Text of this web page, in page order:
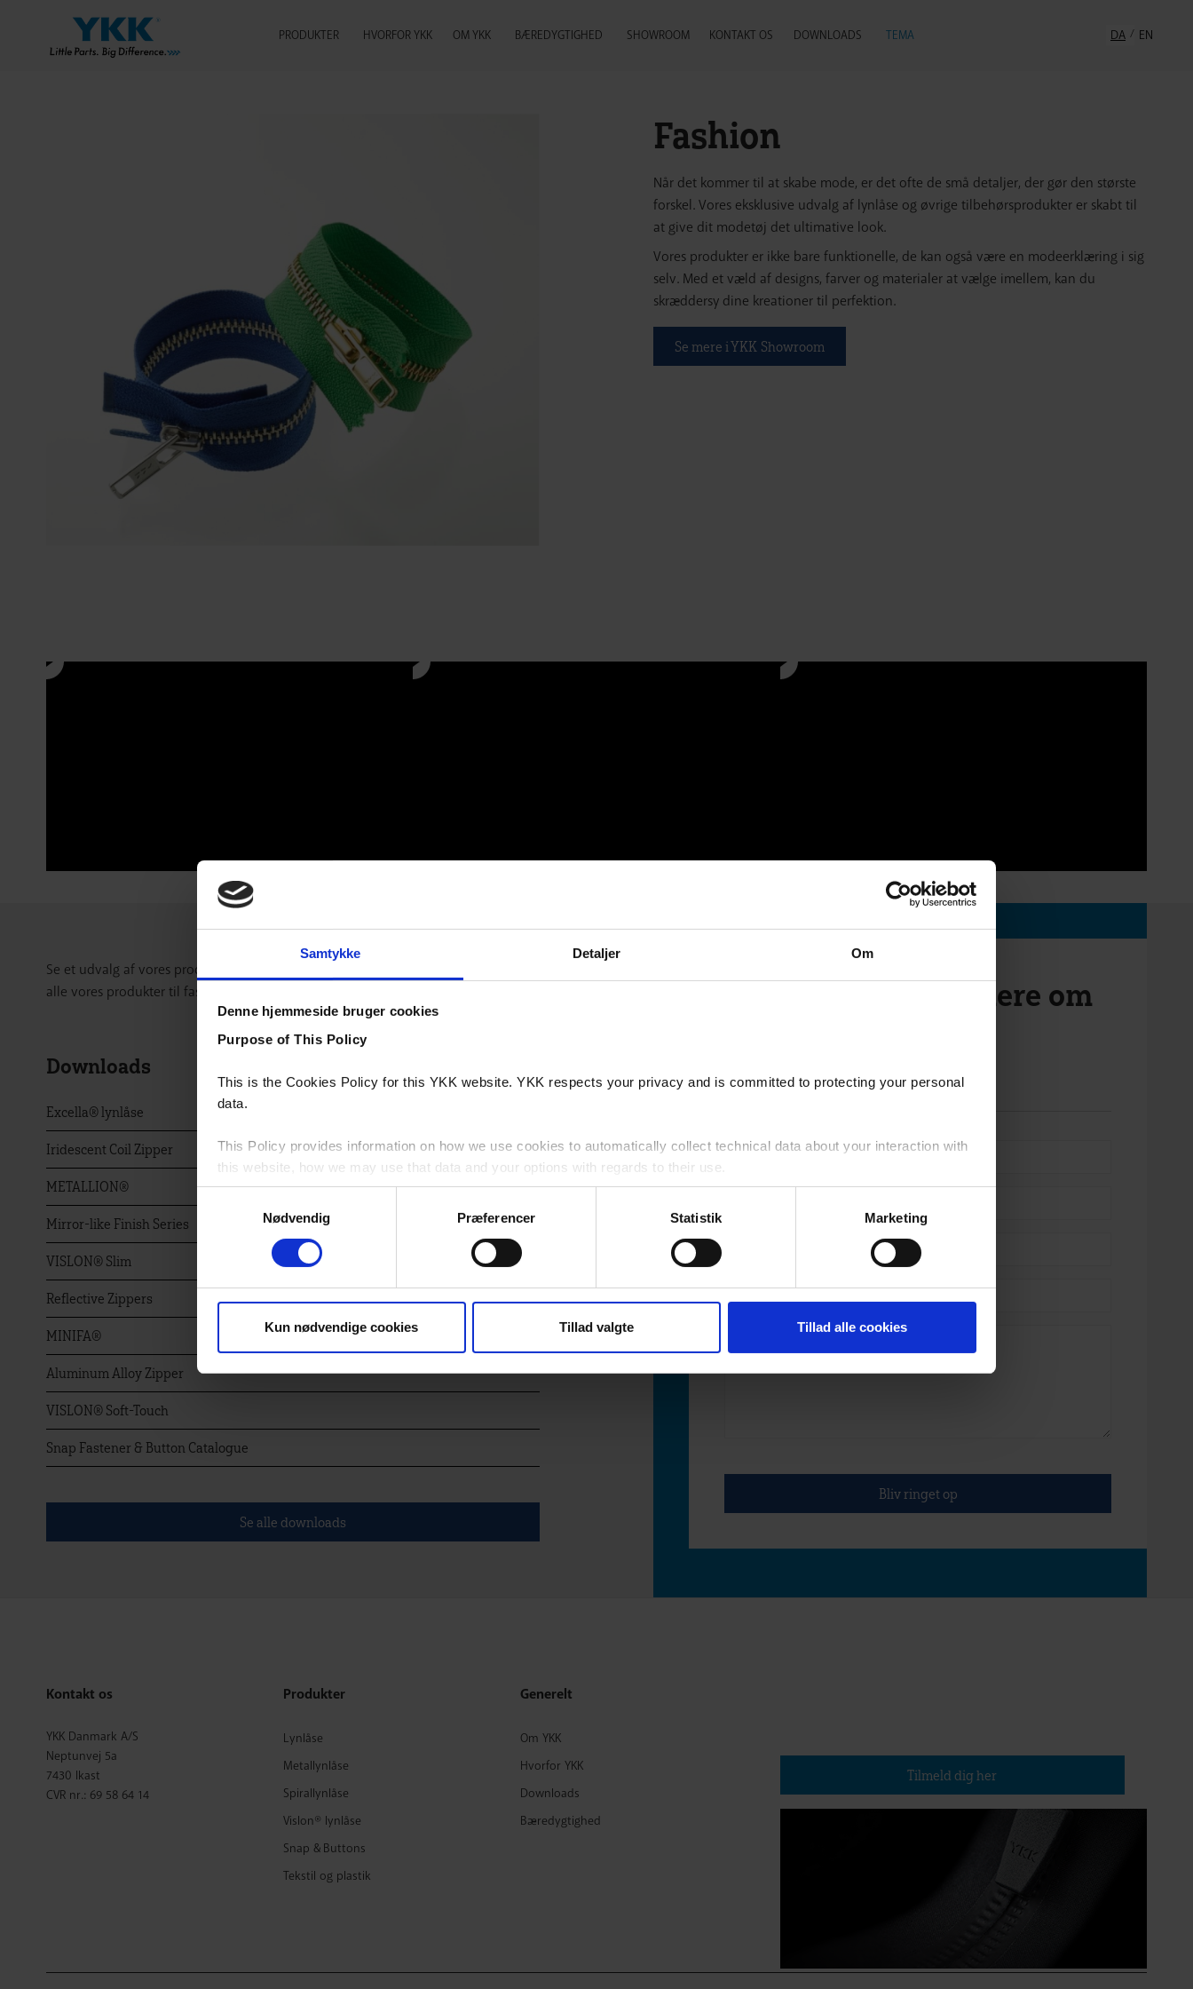
Samtykke Detaljer Om
Denne hjemmeside bruger cookies
Purpose of This Policy
This is the Cookies Policy for this YKK website. YKK respects your privacy and is committed to protecting your personal
data.
This Policy provides information on how we use cookies to automatically collect technical data about your interaction with
this website, how we may use that data and your options with regards to their use.
Please see our Privacy Policy
for detailed information as to how we lawfully use and protect your personal data generally.
YKK Danmark A/S, Neptunvej 5a, 7430 Ikast, Danmark (“YKK”, "we", "us" or "our") is controller of the cookies used on
Nødvendig
Præferencer Statistik Marketing
Kun nødvendige cookies Tillad valgte Tillad alle cookies
PRODUKTER HVORFOR YKK OM YKK BÆREDYGTIGHED SHOWROOM KONTAKT OS DOWNLOADS TEMA DA EN
Fashion
Når det kommer til at skabe mode, er det ofte de små detaljer, der gør den største
forskel. Vores eksklusive udvalg af lynlåse og øvrige tilbehørsprodukter er skabt til
at give dit modetøj det ultimative look.
Vores produkter er ikke bare funktionelle, de kan også være en modeerklæring i sig
selv. Med et væld af designs, farver og materialer at vælge imellem, kan du
skræddersy dine kreationer til perfektion.
Se mere i YKK Showroom
Se et udvalg af vores produkter til fashion i nedenstående brochurer. Du kan se
alle vores produkter til fashion, hvis du klikker på knappen under brochurerne.
Downloads
Excella® lynlåse
Iridescent Coil Zipper
METALLION®
Mirror-like Finish Series
VISLON® Slim
Reflective Zippers
MINIFA®
Aluminum Alloy Zipper
VISLON® Soft-Touch
Snap Fastener & Button Catalogue
Se alle downloads
Vil du gerne vide mere om
Fashion?
Kontakt os
YKK Danmark A/S
Neptunvej 5a
7430 Ikast
CVR nr.: 69 58 64 14
Produkter
Lynlåse
Metallynlåse
Spirallynlåse
Vislon® lynlåse
Snap & Buttons
Tekstil og plastik
Generelt
Om YKK
Hvorfor YKK
Downloads
Bæredygtighed
Tilmeld dig her